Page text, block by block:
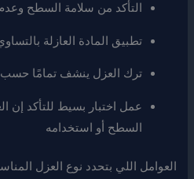
التأكد من سلامة السطح
تطبيق المادة العازلة
ترك العزل ينشف تمامًا حسب
عمل اختبار بسيط للتأكد إن
السطح أو استخدامه
العوامل اللي بتحدد نوع العزل